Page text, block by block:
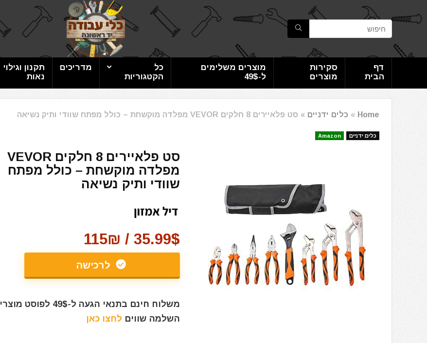
דף
הבית
סקירות
מוצרים
מוצרים משלימים
ל-49$
כל
הקטגוריות
מדריכים
תקנון וגילוי
נאות
Home
» כלים ידניים » סט פלאיירים 8 חלקים VEVOR מפלדה מוקשחת – כולל מפתח שוודי ותיק נשיאה
כלים ידניים Amazon
סט פלאיירים 8 חלקים VEVOR
מפלדה מוקשחת – כולל מפתח
שוודי ותיק נשיאה
35.99$ / 115₪
לרכישה
משלוח חינם בתנאי הגעה ל-49$ לפוסט מוצרי
השלמה שווים לחצו כאן